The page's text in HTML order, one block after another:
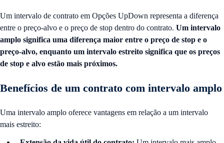
Um intervalo de contrato em Opções UpDown representa a diferença
entre o preço-alvo e o preço de stop dentro do contrato. Um intervalo
amplo significa uma diferença maior entre o preço de stop e o
preço-alvo, enquanto um intervalo estreito significa que os preços
de stop e alvo estão mais próximos.
Benefícios de um contrato com intervalo amplo
Uma intervalo amplo oferece vantagens em relação a um intervalo
mais estreito: